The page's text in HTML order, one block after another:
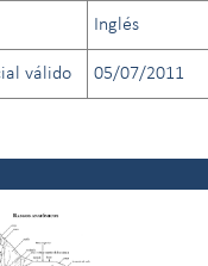
Inglés
válido 05/07/2011